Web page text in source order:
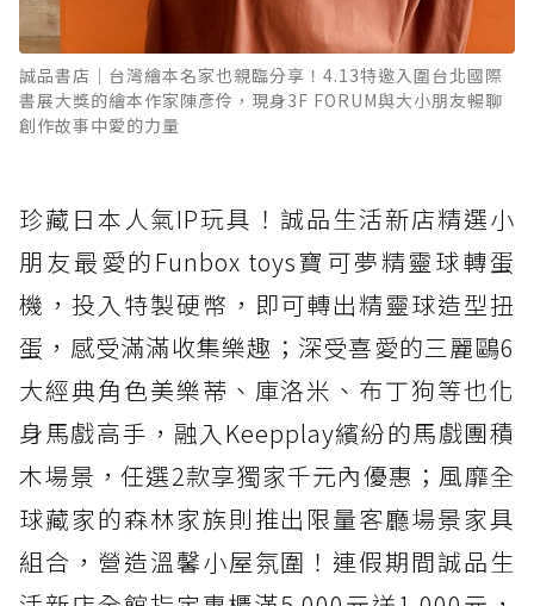
誠品書店｜台灣繪本名家也親臨分享！4.13特邀入圍台北國際
書展大獎的繪本作家陳彥伶，現身3F FORUM與大小朋友暢聊
創作故事中愛的力量
珍藏日本人氣IP玩具！誠品生活新店精選小
朋友最愛的Funbox toys寶可夢精靈球轉蛋
機，投入特製硬幣，即可轉出精靈球造型扭
蛋，感受滿滿收集樂趣；深受喜愛的三麗鷗6
大經典角色美樂蒂、庫洛米、布丁狗等也化
身馬戲高手，融入Keepplay繽紛的馬戲團積
木場景，任選2款享獨家千元內優惠；風靡全
球藏家的森林家族則推出限量客廳場景家具
組合，營造溫馨小屋氛圍！連假期間誠品生